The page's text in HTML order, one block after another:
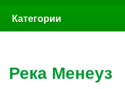
Категории
Река Менеуз